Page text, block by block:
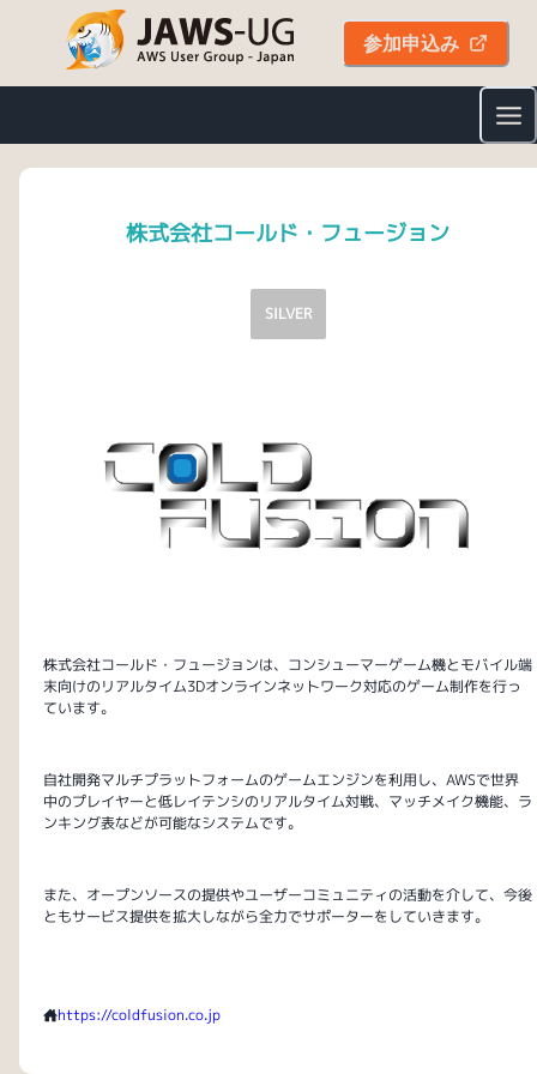
参加申込み
株式会社コールド・フュージョン
SILVER
株式会社コールド・フュージョンは、コンシューマーゲーム機とモバイル端
末向けのリアルタイム3Dオンラインネットワーク対応のゲーム制作を行っ
ています。
自社開発マルチプラットフォームのゲームエンジンを利用し、AWSで世界
中のプレイヤーと低レイテンシのリアルタイム対戦、マッチメイク機能、ラ
ンキング表などが可能なシステムです。
また、オープンソースの提供やユーザーコミュニティの活動を介して、今後
ともサービス提供を拡大しながら全力でサポーターをしていきます。
https://coldfusion.co.jp